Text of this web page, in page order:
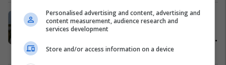
“Mos të shes moral kur futet në
krevat me ty”, Big Mama prish
shkak të Albës
Yjet 21/04/2025
Personalised advertising and content, advertising and
content measurement, audience research and
services development
Store and/or access information on a device